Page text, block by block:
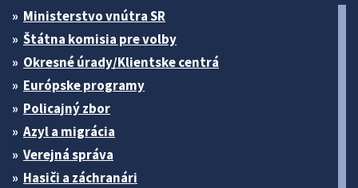
Ministerstvo vnútra SR
Štátna komisia pre volby
Okresné úrady/Klientske centrá
Európske programy
Policajný zbor
Azyl a migrácia
Verejná správa
Hasiči a záchranári